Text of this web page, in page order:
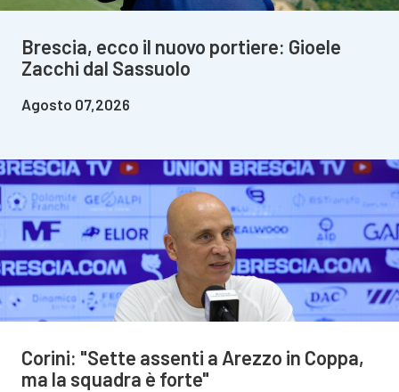
Brescia, ecco il nuovo portiere: Gioele
Zacchi dal Sassuolo
Agosto 07,2026
Corini: "Sette assenti a Arezzo in Coppa,
ma la squadra è forte"